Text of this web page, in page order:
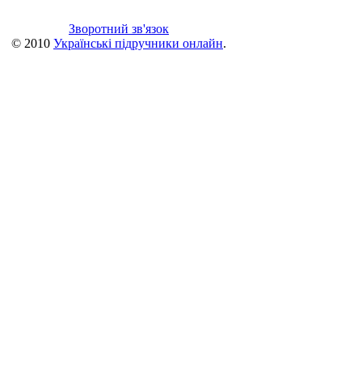
Зворотний зв'язок
© 2010 Українські підручники онлайн.